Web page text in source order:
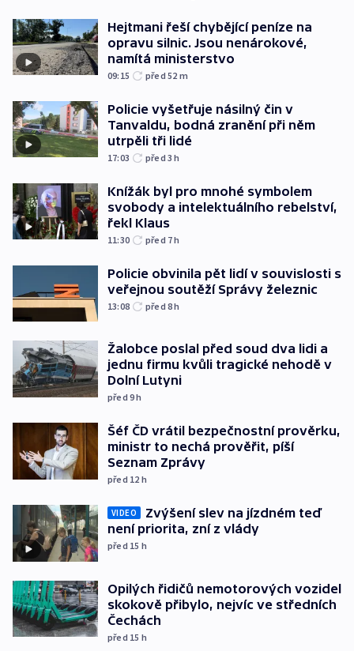
Hejtmani řeší chybějící peníze na
opravu silnic. Jsou nenárokové,
namítá ministerstvo
09:15 před 52 m
Policie vyšetřuje násilný čin v
Tanvaldu, bodná zranění při něm
utrpěli tři lidé
17:03 před 3h
Knížák byl pro mnohé symbolem
svobody a intelektuálního rebelství,
řekl Klaus
11:30 před 7h
Policie obvinila pět lidí v souvislosti s
veřejnou soutěží Správy železnic
13:08 před 8h
Žalobce poslal před soud dva lidi a
jednu firmu kvůli tragické nehodě v
Dolní Lutyni
před 9h
Šéf ČD vrátil bezpečnostní prověrku,
ministr to nechá prověřit, píší
Seznam Zprávy
před 12 h
VIDEO
Zvýšení slev na jízdném teď
není priorita, zní z vlády
před 15 h
Opilých řidičů nemotorových vozidel
skokově přibylo, nejvíc ve středních
Čechách
před 15 h